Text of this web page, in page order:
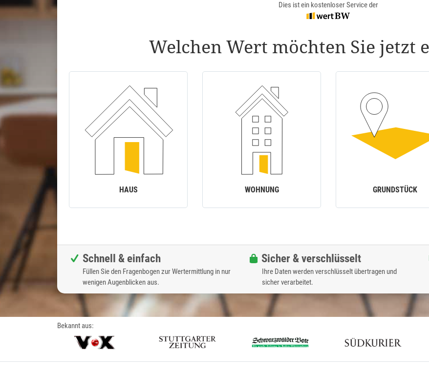
Dies ist ein kostenloser Service der
Welchen Wert möchten Sie jetzt
HAUS WOHNUNG GRUNDSTÜCK
Schnell & einfach
Füllen Sie den Fragenbogen zur Wertermittlung in nur
wenigen Augenblicken aus.
Sicher & verschlüsselt
Ihre Daten werden verschlüsselt übertragen und
sicher verarbeitet.
Bekannt aus: